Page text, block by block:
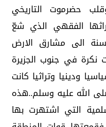
حضرموت التاريخي
الفقهي الذي شعّ
الى مشارق الارض
نكرة في جنوب الجزيرة
ودينيا وتراثيا كانت
الله عليه وسلم..هذه
التي اشتهرت بها